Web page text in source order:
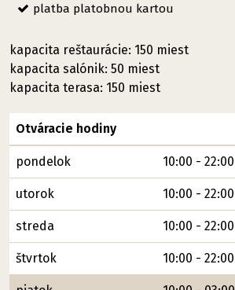
platba platobnou kartou
kapacita reštaurácie: 150 miest
kapacita salónik: 50 miest
kapacita terasa: 150 miest
Otváracie hodiny
pondelok 10:00 - 22:00
utorok 10:00 - 22:00
streda 10:00 - 22:00
štvrtok 10:00 - 22:00